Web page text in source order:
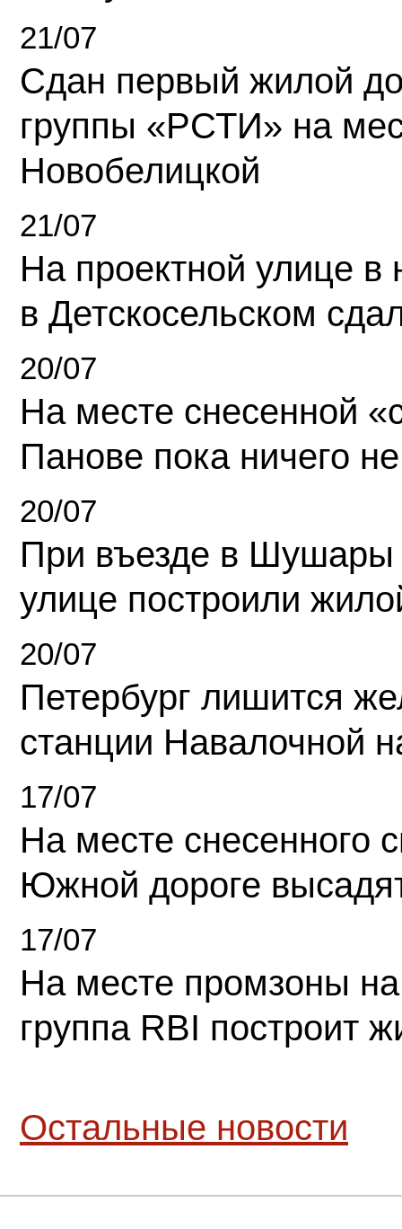
21/07
Сдан первый жилой
группы «РСТИ» на
Новобелицкой
21/07
На проектной улице
в Детскосельском
20/07
На месте снесенной
Панове пока ничего
20/07
При въезде в Шушары
улице построили
20/07
Петербург лишится
станции Навалочной
17/07
На месте снесенного
Южной дороге
17/07
На месте промзоны
группа RBI построит
Остальные новости